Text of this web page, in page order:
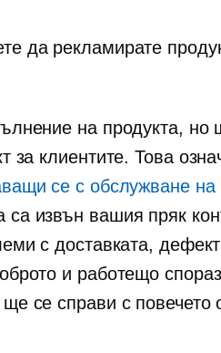
да рекламирате
на продукта, но
за клиентите. Това
се с обслужване на
извън вашия пряк
с доставката,
и работещо
се справи с повечето